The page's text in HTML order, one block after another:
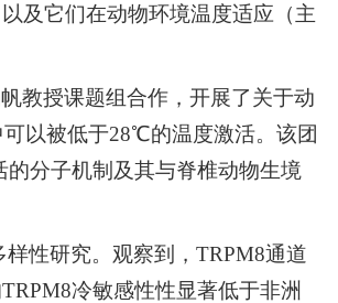
及它们在动物环境温度适应（主
教授课题组合作，开展了关于动
可以被低于28℃的温度激活。该团
分子机制及其与脊椎动物生境
性研究。观察到，TRPM8通道
冷敏感性性显著低于非洲